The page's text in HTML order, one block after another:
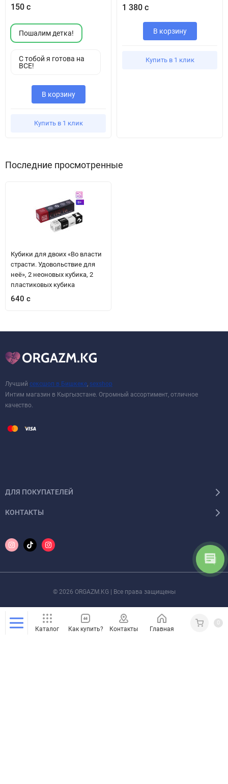
150 с
Пошалим детка!
С тобой я готова на
ВСЕ!
В корзину
Купить в 1 клик
1 380 с
В корзину
Купить в 1 клик
Последние просмотренные
Кубики для двоих «Во власти
страсти. Удовольствие для
неё», 2 неоновых кубика, 2
пластиковых кубика
640 с
Лучший сексшоп в Бишкеке sexshop
Интим магазин в Кыргызстане. Огромный ассортимент, отличное
качество.
ДЛЯ ПОКУПАТЕЛЕЙ
КОНТАКТЫ
© 2026 ORGAZM.KG | Все права защищены
Каталог Как купить? Контакты Главная Кабинет
0